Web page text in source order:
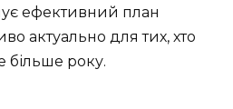
ефективний план
актуально для тих, хто
більше року.